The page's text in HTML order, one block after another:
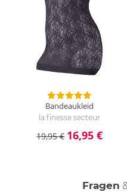
Bandeaukleid
la finesse secteur
19,95 € 16,95 €
Fragen